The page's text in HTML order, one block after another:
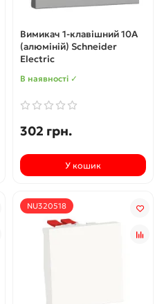
Вимикач 1-клавішний 10А
(алюміній) Schneider
Electric
В наявності ✓
302 грн.
У кошик
NU320518